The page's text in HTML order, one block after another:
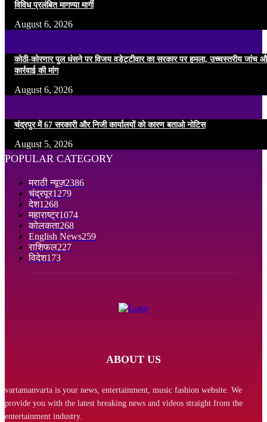
विविध प्रलंबित मागण्या मार्गी
August 6, 2026
कोठी-कोरणार पुल धंसने पर विजय वडेट्टीवार का सरकार पर हमला, उच्चस्तरीय जांच
कार्रवाई की मांग
August 6, 2026
चंद्रपुर में 67 सरकारी और निजी कार्यालयों को कारण बताओ नोटिस
August 5, 2026
POPULAR CATEGORY
मराठी न्यूज़2386
चंद्रपूर1279
देश1268
महाराष्ट्र1074
कोलकता268
English News259
राशिफल227
विदेश173
ABOUT US
vartamanvarta is your news, entertainment, music fashion website. We
provide you with the latest breaking news and videos straight from the
entertainment industry.